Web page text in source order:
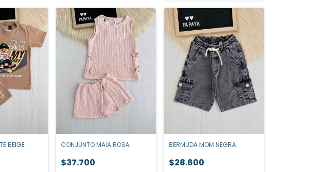
BEIGE CONJUNTO MAIA ROSA
$37.700
BERMUDA MOM NEGRA
$28.600